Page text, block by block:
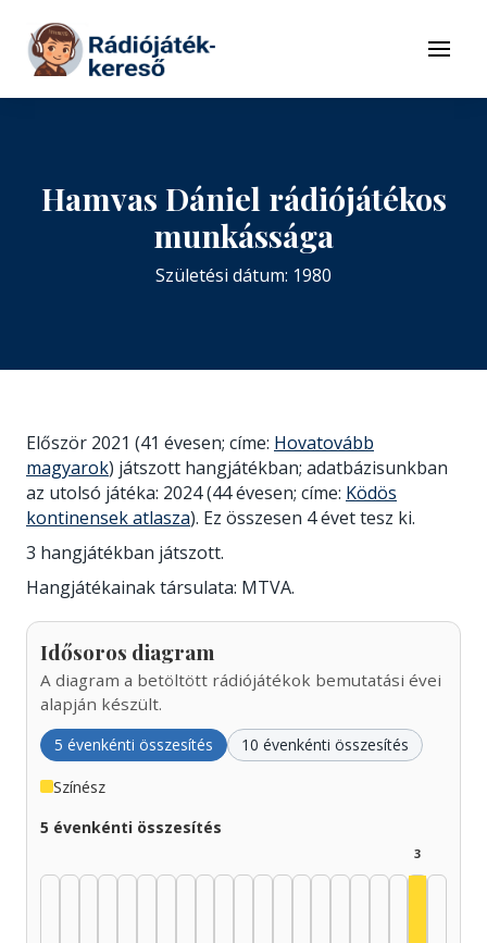
Tovább a tartalomhoz
Menü
Hamvas Dániel rádiójátékos
munkássága
Születési dátum: 1980
Először 2021 (41 évesen; címe: Hovatovább
magyarok) játszott hangjátékban; adatbázisunkban
az utolsó játéka: 2024 (44 évesen; címe: Ködös
kontinensek atlasza). Ez összesen 4 évet tesz ki.
3 hangjátékban játszott.
Hangjátékainak társulata: MTVA.
Idősoros diagram
A diagram a betöltött rádiójátékok bemutatási évei
alapján készült.
5 évenkénti összesítés 10 évenkénti összesítés
Színész
5 évenkénti összesítés
3